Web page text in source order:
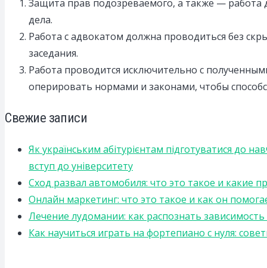
Защита прав подозреваемого, а также — работа
дела.
Работа с адвокатом должна проводиться без
заседания.
Работа проводится исключительно с
оперировать нормами и законами, чтобы
Свежие записи
Як українським абітурієнтам підготуватися до
вступ до університету
Сход развал автомобиля: что это такое и какие
Онлайн маркетинг: что это такое и как он
Лечение лудомании: как распознать
Как научиться играть на фортепиано с нуля: